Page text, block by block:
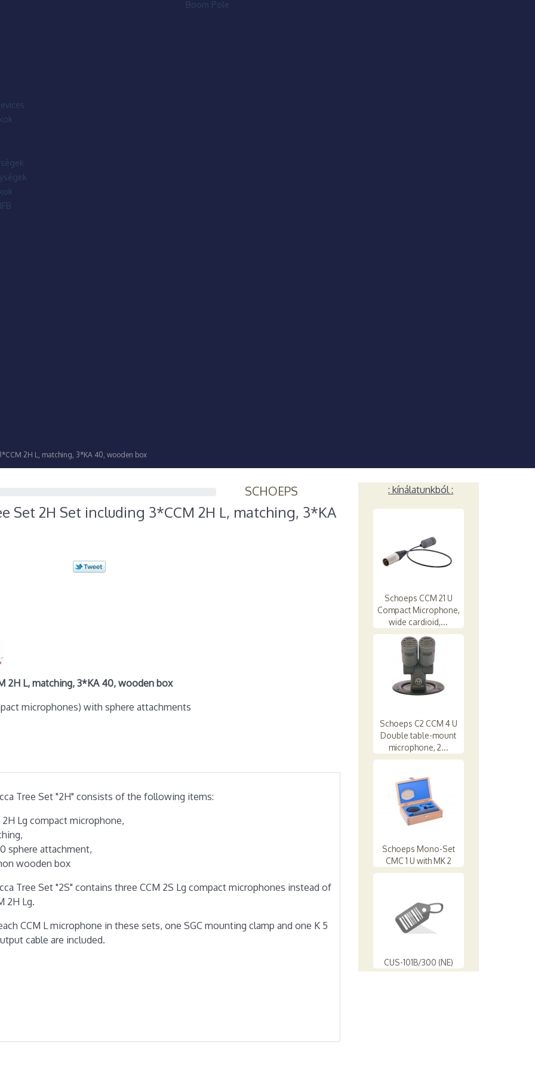
Boom Pole
2H L, matching, 3*KA 40, wooden box
SCHOEPS
Set 2H Set including 3*CCM 2H L, matching, 3*KA
2H L, matching, 3*KA 40, wooden box
microphones) with sphere attachments
Tree Set "2H" consists of the following items:
2H Lg compact microphone,
sphere attachment,
wooden box
Tree Set "2S" contains three CCM 2S Lg compact microphones instead of
2H Lg.
CCM L microphone in these sets, one SGC mounting clamp and one K 5
cable are included.
: kínálatunkból :
Schoeps CCM 21 U
Compact Microphone,
wide cardioid,...
Schoeps C2 CCM 4 U
Double table-mount
microphone, 2...
Schoeps Mono-Set
CMC 1 U with MK 2
CUS-101B/300 (NE)